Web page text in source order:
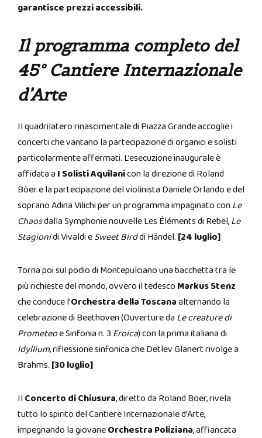
garantisce prezzi accessibili.
Il programma completo del
45° Cantiere Internazionale
d’Arte
Il quadrilatero rinascimentale di Piazza Grande accoglie i
concerti che vantano la partecipazione di organici e solisti
particolarmente affermati. L’esecuzione inaugurale è
affidata a I Solisti Aquilanicon la direzione di Roland
Böer e la partecipazione del violinista Daniele Orlando e del
soprano Adina Vilichi per un programma impaginato conLe
Chaosdalla Symphonie nouvelle Les Éléments di Rebel,Le
Stagionidi Vivaldi eSweet Birddi Händel. [24 luglio]
Torna poi sul podio di Montepulciano una bacchetta tra le
più richieste del mondo, ovvero il tedesco Markus Stenz
che conduce l’Orchestra della Toscanaalternando la
celebrazione di Beethoven (Ouverture da Le creature di
Prometeoe Sinfonia n. 3 Eroica) con la prima italiana di
Idyllium, riflessione sinfonica che Detlev Glanert rivolge a
Brahms. [30 luglio]
Il Concerto di Chiusura, diretto da Roland Böer, rivela
tutto lo spirito del Cantiere Internazionale d’Arte,
impegnando la giovaneOrchestra Poliziana, affiancata